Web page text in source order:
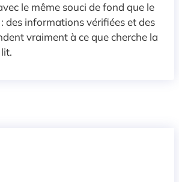
le même souci de fond que le
des informations vérifiées et des
vraiment à ce que cherche la